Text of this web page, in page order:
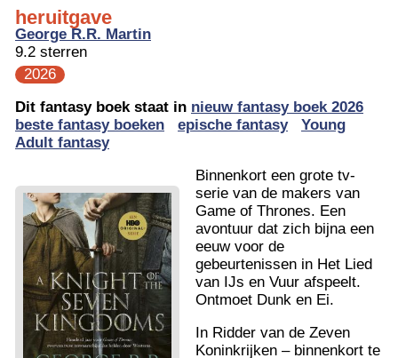
heruitgave
George R.R. Martin
9.2 sterren
2026
Dit fantasy boek staat in nieuw fantasy boek 2026
beste fantasy boeken
epische fantasy
Young
Adult fantasy
Binnenkort een grote tv-
serie van de makers van
Game of Thrones. Een
avontuur dat zich bijna een
eeuw voor de
gebeurtenissen in Het Lied
van IJs en Vuur afspeelt.
Ontmoet Dunk en Ei.
In Ridder van de Zeven
Koninkrijken – binnenkort te